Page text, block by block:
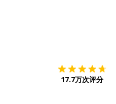
17.7万次评分